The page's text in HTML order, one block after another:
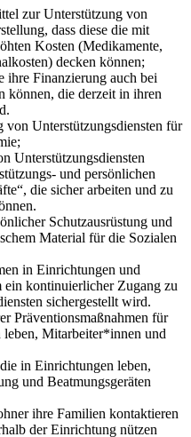
zur Unterstützung von
dass diese die mit
Kosten (Medikamente,
decken können;
ihre Finanzierung auch bei
können, die derzeit in ihren
von Unterstützungsdiensten für
Unterstützungsdiensten
und persönlichen
die sicher arbeiten und zu
Schutzausrüstung und
Material für die Sozialen
in Einrichtungen und
ein kontinuierlicher Zugang zu
sichergestellt wird.
Präventionsmaßnahmen für
Mitarbeiter*innen und
in Einrichtungen leben,
und Beatmungsgeräten
ihre Familien kontaktieren
der Einrichtung nützen